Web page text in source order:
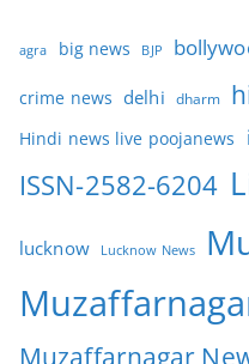
agra big news BJP
crime news delhi dharm
Hindi news live poojanews
ISSN-2582-6204
lucknow Lucknow News
Muzaffarnagar